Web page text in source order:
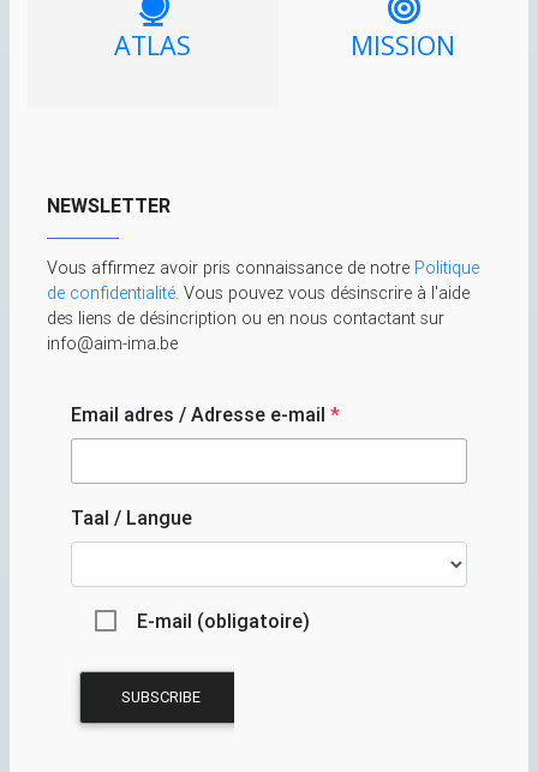
ATLAS MISSION
NEWSLETTER
Vous affirmez avoir pris connaissance de notre Politique
de confidentialité. Vous pouvez vous désinscrire à l'aide
des liens de désincription ou en nous contactant sur
info@aim-ima.be
Email adres / Adresse e-mail *
Taal / Langue
E-mail (obligatoire)